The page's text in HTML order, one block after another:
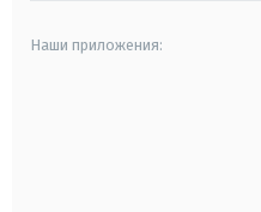
Наши приложения: